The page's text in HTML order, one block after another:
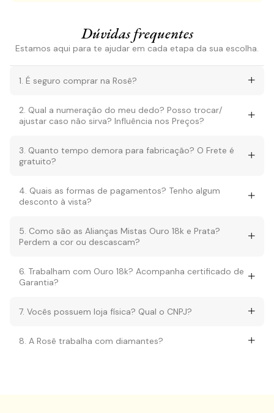
Dúvidas frequentes
Estamos aqui para te ajudar em cada etapa da sua escolha.
1. É seguro comprar na Rosê?
2. Qual a numeração do meu dedo? Posso trocar/
ajustar caso não sirva? Influência nos Preços?
3. Quanto tempo demora para fabricação? O Frete é
gratuito?
4. Quais as formas de pagamentos? Tenho algum
desconto à vista?
5. Como são as Alianças Mistas Ouro 18k e Prata?
Perdem a cor ou descascam?
6. Trabalham com Ouro 18k? Acompanha certificado de
Garantia?
7. Vocês possuem loja física? Qual o CNPJ?
8. A Rosê trabalha com diamantes?